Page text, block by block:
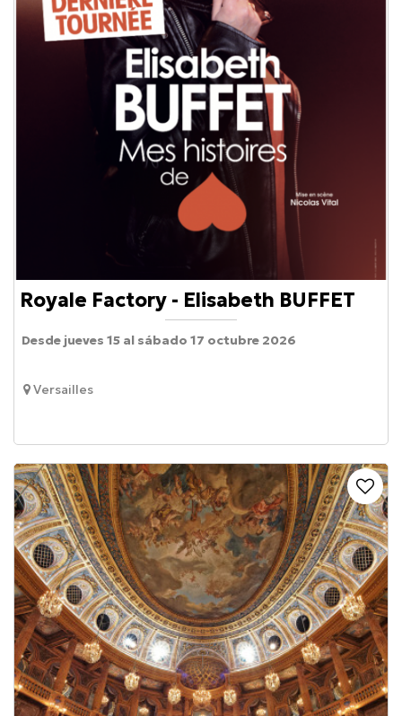
Royale Factory - Elisabeth BUFFET
Versailles
Desde jueves 15 al sábado 17 octubre 2026